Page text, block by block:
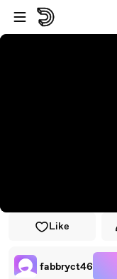
Vai al lettore
Passa al contenuto
Like
fabbryct46